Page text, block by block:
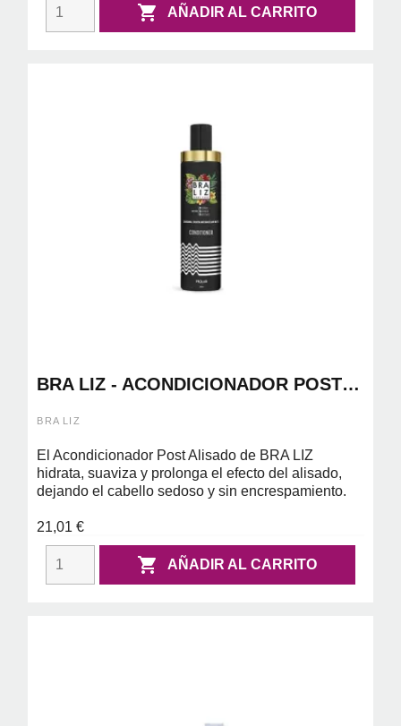
 AÑADIR AL CARRITO
BRA LIZ - ACONDICIONADOR POST
BRA LIZ
El Acondicionador Post Alisado de BRA LIZ
hidrata, suaviza y prolonga el efecto del alisado,
dejando el cabello sedoso y sin encrespamiento.
21,01 €
 AÑADIR AL CARRITO